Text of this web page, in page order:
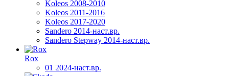
Koleos 2008-2010
Koleos 2011-2016
Koleos 2017-2020
Sandero 2014-наст.вр.
Sandero Stepway 2014-наст.вр.
Rox
01 2024-наст.вр.